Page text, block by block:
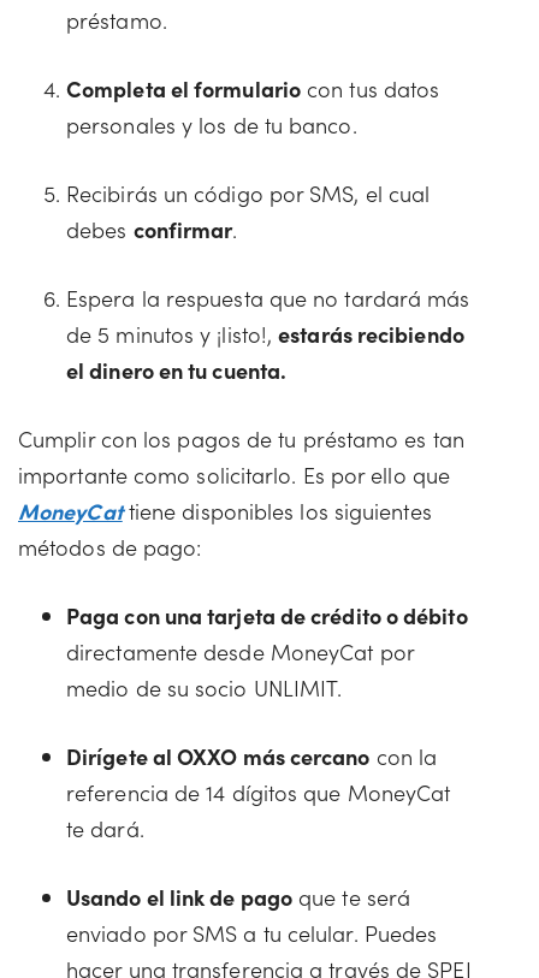
préstamo.
Completa el formulariocon tus datos
personales y los de tu banco.
Recibirás un código por SMS, el cual
debes confirmar.
Espera la respuesta que no tardará más
de 5 minutos y ¡listo!,estarás recibiendo
el dinero en tu cuenta.
Cumplir con los pagos de tu préstamo es tan
importante como solicitarlo. Es por ello que
MoneyCattiene disponibles los siguientes
métodos de pago:
Paga con una tarjeta de crédito o débito
directamente desde MoneyCat por
medio de su socio UNLIMIT.
Dirígete al OXXO más cercano con la
referencia de 14 dígitos que MoneyCat
te dará.
Usando el link de pagoque te será
enviado por SMS a tu celular. Puedes
hacer una transferencia a través de SPEI